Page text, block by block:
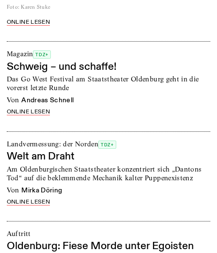
Foto: Karen Stuke
ONLINE LESEN
Magazin TDZ+
Schweig – und schaffe!
Das Go West Festival am Staatstheater Oldenburg geht in die
vorerst letzte Runde
von Andreas Schnell
ONLINE LESEN
Landvermessung: der Norden TDZ+
Welt am Draht
Am Oldenburgischen Staatstheater konzentriert sich „Dantons
Tod“ auf die beklemmende Mechanik kalter Puppenexistenz
von Mirka Döring
ONLINE LESEN
Auftritt
Oldenburg: Fiese Morde unter Egoisten